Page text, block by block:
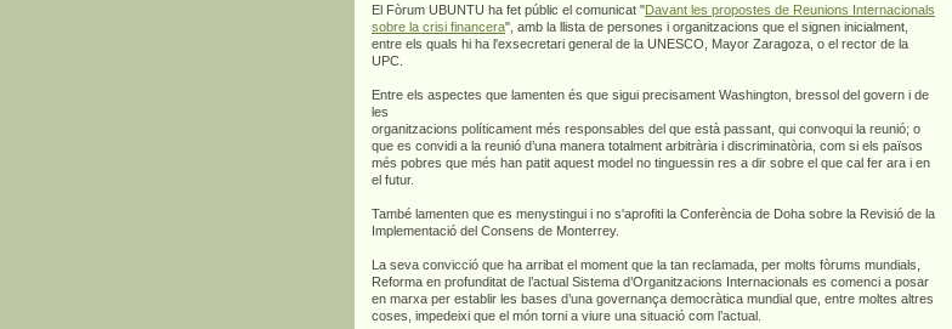
El Fòrum UBUNTU ha fet públic el comunicat "Davant les propostes de Reunions Internacionals
sobre la crisi financera", amb la llista de persones i organitzacions que el signen inicialment,
entre els quals hi ha l'exsecretari general de la UNESCO, Mayor Zaragoza, o el rector de la
UPC.
Entre els aspectes que lamenten és que sigui precisament Washington, bressol del govern i de
les
organitzacions políticament més responsables del que està passant, qui convoqui la reunió; o
que es convidi a la reunió d’una manera totalment arbitrària i discriminatòria, com si els països
més pobres que més han patit aquest model no tinguessin res a dir sobre el que cal fer ara i en
el futur.
També lamenten que es menystingui i no s'aprofiti la Conferència de Doha sobre la Revisió de la
Implementació del Consens de Monterrey.
La seva convicció que ha arribat el moment que la tan reclamada, per molts fòrums mundials,
Reforma en profunditat de l’actual Sistema d’Organitzacions Internacionals es comenci a posar
en marxa per establir les bases d’una governança democràtica mundial que, entre moltes altres
coses, impedeixi que el món torni a viure una situació com l’actual.